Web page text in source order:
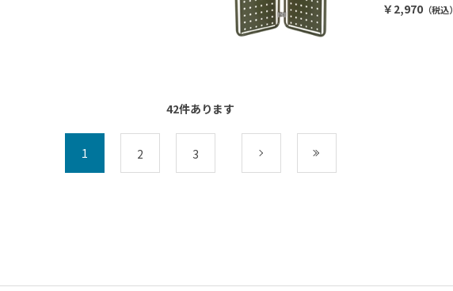
￥2,970（税込）
42件あります
1 2 3